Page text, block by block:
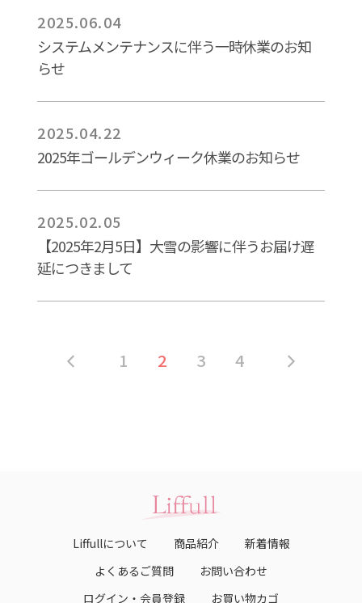
2025.06.04
システムメンテナンスに伴う一時休業のお知
らせ
2025.04.22
2025年ゴールデンウィーク休業のお知らせ
2025.02.05
【2025年2月5日】大雪の影響に伴うお届け遅
延につきまして
1 2 3 4
Liffullについて 商品紹介
新着情報
よくあるご質問
お問い合わせ
ログイン・会員登録
お買い物カゴ